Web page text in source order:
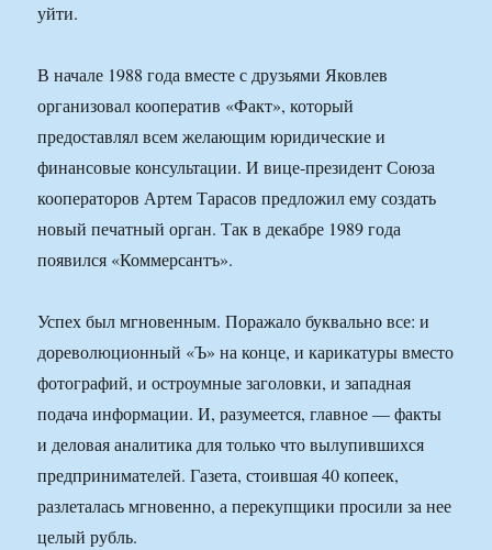
уйти.
В начале 1988 года вместе с друзьями Яковлев
организовал кооператив «Факт», который
предоставлял всем желающим юридические и
финансовые консультации. И вице-президент Союза
кооператоров Артем Тарасов предложил ему создать
новый печатный орган. Так в декабре 1989 года
появился «Коммерсантъ».
Успех был мгновенным. Поражало буквально все: и
дореволюционный «Ъ» на конце, и карикатуры вместо
фотографий, и остроумные заголовки, и западная
подача информации. И, разумеется, главное — факты
и деловая аналитика для только что вылупившихся
предпринимателей. Газета, стоившая 40 копеек,
разлеталась мгновенно, а перекупщики просили за нее
целый рубль.